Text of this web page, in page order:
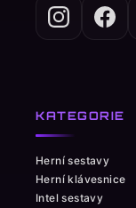
KATEGORIE
Herní sestavy
Herní klávesnice
Intel sestavy